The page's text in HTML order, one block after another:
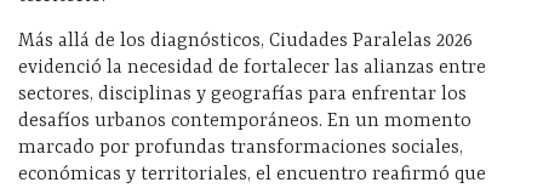
Más allá de los diagnósticos, Ciudades Paralelas 2026
evidenció la necesidad de fortalecer las alianzas entre
sectores, disciplinas y geografías para enfrentar los
desafíos urbanos contemporáneos. En un momento
marcado por profundas transformaciones sociales,
económicas y territoriales, el encuentro reafirmó que